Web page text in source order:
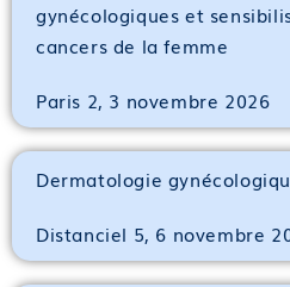
gynécologiques et
cancers de la femme
Paris 2, 3 novembre 2026
Dermatologie
Distanciel 5, 6 novembre